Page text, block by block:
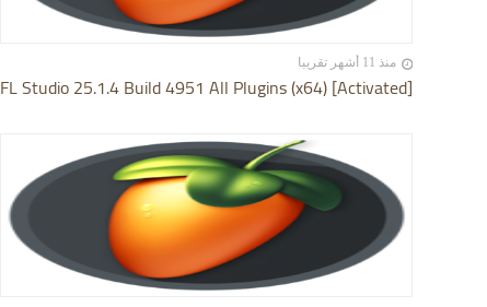
منذ 11 أشهر تقريبا
FL Studio 25.1.4 Build 4951 All Plugins (x64) [Activated]